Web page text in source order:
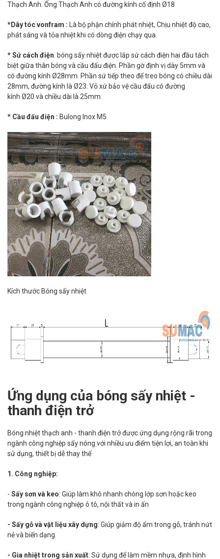
Thạch Anh. Ống Thạch Anh có đường kính cố định Ø18
*Dây tóc vonfram : Là bộ phận chính phát nhiệt, Chịu nhiệt độ cao,
phát sáng và tỏa nhiệt khi có dòng điện chạy qua.
* Sứ cách điện: bóng sấy nhiệt được lắp sứ cách điện hai đầu tách
biệt giữa thân bóng và cầu đấu điện. Phần gờ định vị dày 5mm và
có đường kính Ø28mm. Phần sứ tiếp theo để treo bóng có chiều dài
28mm, đường kính là Ø23. Vỏ xứ bảo vệ cầu đấu có đường
kính Ø20 và chiều dài là 25mm
* Cầu đấu điện : Bulong Inox M5
Kích thước Bóng sấy nhiệt
Ứng dụng của bóng sấy nhiệt -
thanh điện trở
Bóng nhiệt thạch anh - thanh điện trở được ứng dụng rộng rãi trong
ngành công nghiệp sấy nóng với nhiều ưu điểm tiện lợi, an toàn khi
sử dụng, thiết bị dễ thay thế
1. Công nghiệp:
- Sấy sơn và keo: Giúp làm khô nhanh chóng lớp sơn hoặc keo
trong ngành công nghiệp ô tô, nội thất và in ấn
- Sấy gỗ và vật liệu xây dựng: Giúp giảm độ ẩm trong gỗ, tránh nứt
nẻ và biến dạng.
- Gia nhiệt trong sản xuất: Sử dụng để làm mềm nhựa, định hình